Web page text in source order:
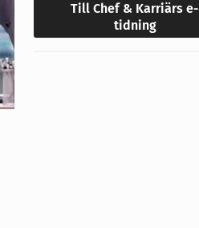
Till Chef & Karriärs e-
tidning